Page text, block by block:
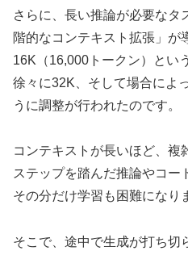
さらに、長い推論が必要なタ
階的なコンテキスト拡張」が
16K（16,000トークン）とい
徐々に32K、そして場合によ
うに調整が行われたのです。
コンテキストが長いほど、複
ステップを踏んだ推論やコー
その分だけ学習も困難になり
そこで、途中で生成が打ち切